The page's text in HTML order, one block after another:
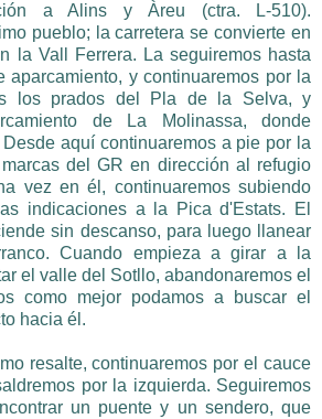
a Alins y Àreu (ctra. L-510).
pueblo; la carretera se convierte en
la Vall Ferrera. La seguiremos hasta
aparcamiento, y continuaremos por la
los prados del Pla de la Selva, y
de La Molinassa, donde
aquí continuaremos a pie por la
del GR en dirección al refugio
vez en él, continuaremos subiendo
indicaciones a la Pica d'Estats. El
sin descanso, para luego llanear
Cuando empieza a girar a la
el valle del Sotllo, abandonaremos el
como mejor podamos a buscar el
hacia él.
resalte, continuaremos por el cauce
por la izquierda. Seguiremos
un puente y un sendero, que